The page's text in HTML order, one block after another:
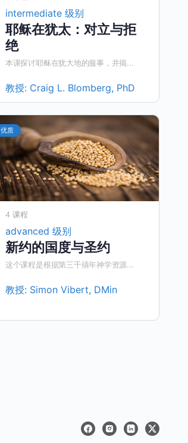
intermediate 级别
耶稣在犹太：对立与拒
绝
本课探讨耶稣在犹大地的服事，并揭...
教授: Craig L. Blomberg, PhD
优质
4 课程
advanced 级别
新约的国度与圣约
这个课程是根据第三千禧年神学资源...
教授: Simon Vibert, DMin